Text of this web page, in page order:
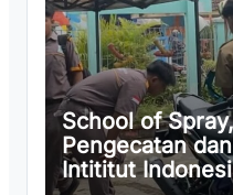
School of
Pengecatan
Intititut